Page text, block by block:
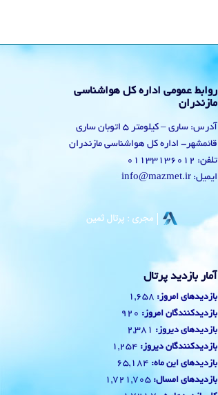
روابط عمومی اداره کل هواشناسی
مازندران
آدرس: ساری – کیلومتر 5 اتوبان ساری
قائمشهر- اداره کل هواشناسی مازندران
تلفن: 01133136012
ایمیل: info@mazmet.ir
آمار بازدید پرتال
بازدیدهای امروز: 1,658
بازدیدکنندگان امروز: 920
بازدیدهای دیروز: 2,381
بازدیدکنندگان دیروز: 1,254
بازدیدهای این ماه: 65,184
بازدیدهای امسال: 1,721,705